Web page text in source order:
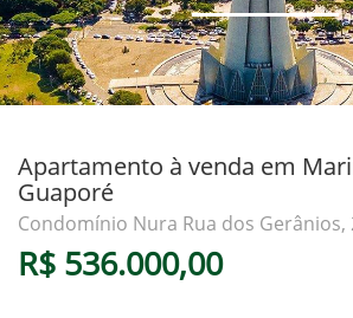
Apartamento à venda em
Guaporé
Condomínio Nura Rua dos Gerânios,
R$ 536.000,00